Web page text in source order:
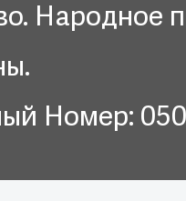
Народное
Номер: